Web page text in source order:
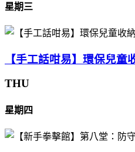
星期三
【手工話咁易】環保兒童
THU
星期四